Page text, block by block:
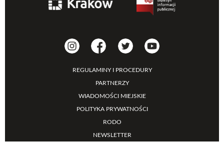
REGULAMINY I PROCEDURY
PARTNERZY
WIADOMOŚCI MIEJSKIE
POLITYKA PRYWATNOŚCI
RODO
NEWSLETTER